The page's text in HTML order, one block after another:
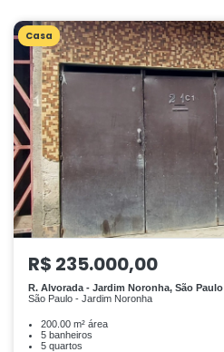
Casa
R$ 235.000,00
R. Alvorada - Jardim Noronha, São Paulo
São Paulo - Jardim Noronha
200.00 m² área
5 banheiros
5 quartos